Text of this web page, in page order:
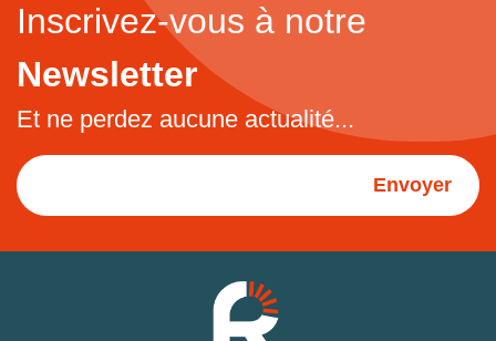
Inscrivez-vous à notre
Newsletter
Et ne perdez aucune actualité...
Envoyer